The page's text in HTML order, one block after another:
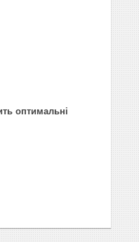
оптимальні